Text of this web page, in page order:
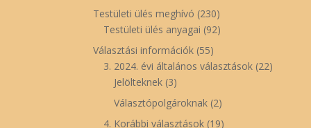
Testületi ülés meghívó (230)
Testületi ülés anyagai (92)
Választási információk (55)
3. 2024. évi általános választások (22)
Jelölteknek (3)
Választópolgároknak (2)
4. Korábbi választások (19)